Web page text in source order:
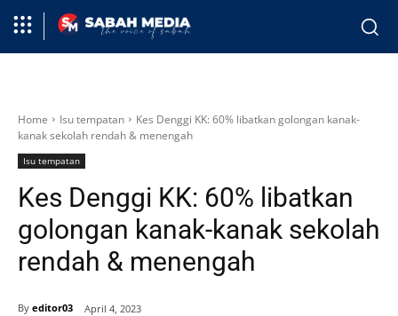
Home Isu tempatan
Kes Denggi KK: 60% libatkan golongan kanak-
kanak sekolah rendah & menengah
Isu tempatan
Kes Denggi KK: 60% libatkan
golongan kanak-kanak sekolah
rendah & menengah
By editor03 April 4, 2023